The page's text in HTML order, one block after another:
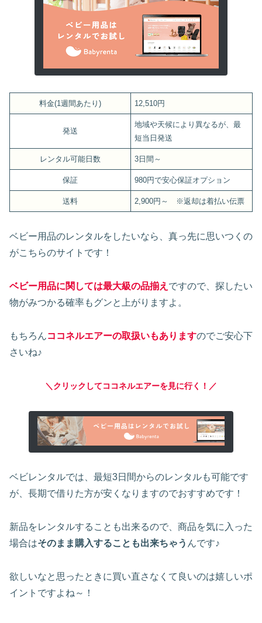
料金(1週間あたり) 12,510円
発送
地域や天候により異なるが、最
短当日発送
レンタル可能日数 3日間～
保証 980円で安心保証オプション
送料 2,900円～ ※返却は着払い伝票
ベビー用品のレンタルをしたいなら、真っ先に思いつくの
がこちらのサイトです！
ベビー用品に関しては最大級の品揃え ですので、探したい
物がみつかる確率もグンと上がりますよ。
もちろんココネルエアーの取扱いもありますのでご安心下
さいね♪
＼クリックしてココネルエアーを見に行く！／
ベビレンタルでは、最短3日間からのレンタルも可能です
が、長期で借りた方が安くなりますのでおすすめです！
新品をレンタルすることも出来るので、商品を気に入った
場合はそのまま購入することも出来ちゃう んです♪
欲しいなと思ったときに買い直さなくて良いのは嬉しいポ
イントですよね～！